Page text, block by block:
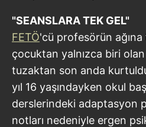
"SEANSLARA TEK GEL"
FETÖ'cü profesörün ağına
çocuktan yalnızca biri olan
tuzaktan son anda
yıl 16 yaşındayken okul
derslerindeki adaptasyon
notları nedeniyle ergen